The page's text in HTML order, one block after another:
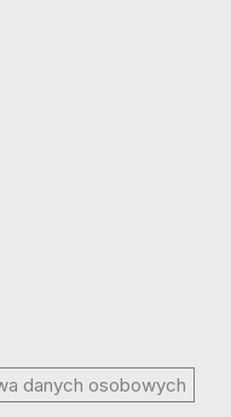
danych osobowych